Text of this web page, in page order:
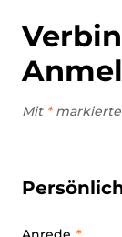
Mit *markierte